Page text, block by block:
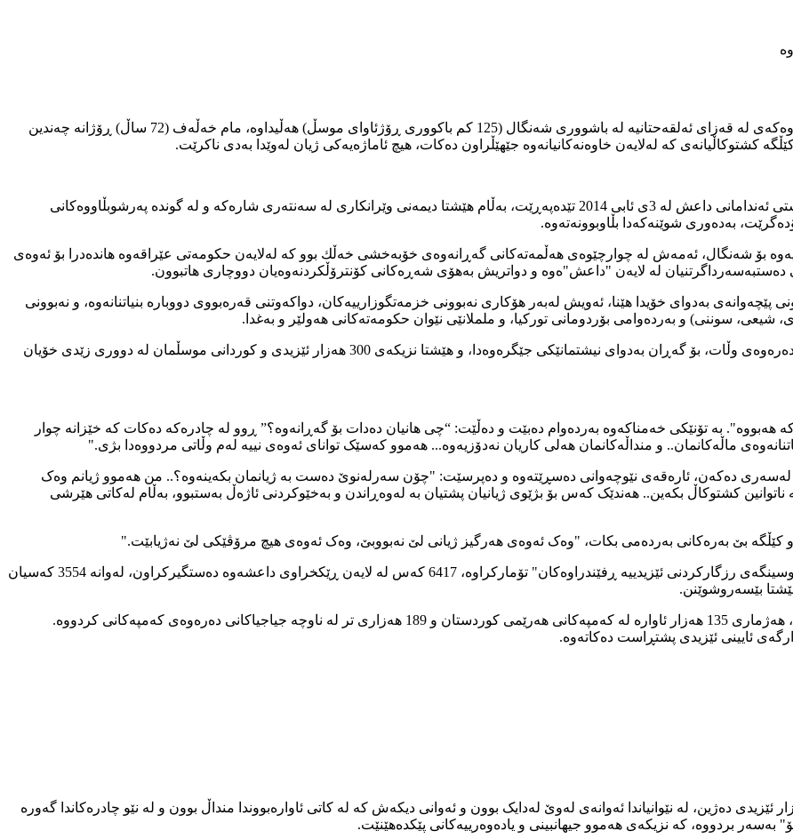
لە تەنیشت چادرێکی بچوک کە لەسەر وێرانەی خانووە قوڕاوییە تێکدراوەکەی لە قەزای ئەلقەحتانیە لە باشووری شەنگال (125 کم باکووری ڕۆژئاوای موسڵ) هەڵیداوە، مام خەڵەف (72 ساڵ) ڕۆژانە چەندین
کشتوکاڵیانەی کە لەلایەن خاوەنەکانیانەوە جێهێڵراون دەکات، هیچ ئاماژەیەکی ژیان لەوێدا بەدی ناکرێت.
نۆ ساڵ بەسەر کوشتنی بەکۆمەڵی ئێزیدییەکان لە شەنگال لەسەر دەستی ئەندامانی داعش لە 3ی ئابی 2014 تێدەپەڕێت، بەڵام هێشتا دیمەنی وێرانکاری لە سەنتەری شارەکە و لە گوندە پەرشوبڵاووەکانی
بەدەوری شوێنەکەدا بڵاوبوونەتەوە.
گەڕایەوە بۆ شەنگال، ئەمەش لە چوارچێوەی هەڵمەتەکانی گەڕانەوەی خۆبەخشی خەڵك بوو کە لەلایەن حکومەتی عێراقەوە هاندەدرا بۆ ئەوەی
دەستبەسەرداگرتنیان لە لایەن "داعش"ەوە و دواتریش بەهۆی شەڕەکانی کۆنترۆڵکردنەوەیان دووچاری هاتبوون.
پێچەوانەی بەدوای خۆیدا هێنا، ئەویش لەبەر هۆکاری نەبوونی خزمەتگوزارییەکان، دواکەوتنی قەرەبووی دووبارە بنیاتنانەوە، و نەبوونی
شیعی، سوننی) و بەردەوامی بۆردومانی تورکیا، و ململانێی نێوان حکومەتەکانی هەولێر و بەغدا.
ئەم بارودۆخە بووە هۆی کۆچکردنی نزیکەی چارەکێکی ئێزیدییەکان بۆ دەرەوەی وڵات، بۆ گەڕان بەدوای نیشتمانێکی جێگرەوەدا، و هێشتا نزیکەی 300 هەزار ئێزیدی و کوردانی موسڵمان لە دووری زێدی خۆیان
بە تۆنێکی خەمناکەوە بەردەوام دەبێت و دەڵێت: “چی هانیان دەدات بۆ گەڕانەوە؟” ڕوو لە چادرەکە دەکات کە خێزانە چوار
ماڵەکانمان.. و منداڵەکانمان هەلی کاریان نەدۆزیەوە... هەموو کەسێک توانای ئەوەی نییە لەم وڵاتی مردووەدا بژی."
لەسەری دەکەن، ئارەقەی نێوچەوانی دەسڕێتەوە و دەپرسێت: "چۆن سەرلەنوێ دەست بە ژیانمان بکەینەوە؟.. من هەموو ژیانم وەک
کشتوکاڵ بکەین.. هەندێک کەس بۆ بژێوی ژیانیان پشتیان بە لەوەڕاندن و بەخێوکردنی ئاژەڵ بەستبوو، بەڵام لەکاتی هێرشی
بێ بەرەکانی بەردەمی بکات، "وەک ئەوەی هەرگیز ژیانی لێ نەبووبێ، وەک ئەوەی هیچ مرۆڤێکی لێ نەژیابێت."
لە دوایین ئاماری ژمارەی کوژراو و بێسەروشوێنەکاندا، کە لەلایەن "نووسینگەی رزگارکردنی ئێزیدییە ڕفێندراوەکان" تۆمارکراوە، 6417 کەس لە لایەن ڕێکخراوی داعشەوە دەستگیرکراون، لەوانە 3554 کەسیان
ئەم نووسینگەیە، کە بەدواداچوون بۆ دۆخی ئاوارەکانی شەنگال دەکات، هەژماری 135 هەزار ئاوارە لە کەمپەکانی هەرێمی کوردستان و 189 هەزاری تر لە ناوچە جیاجیاکانی دەرەوەی کەمپەکانی کردووە.
دەژین، لە نێوانیاندا ئەوانەی لەوێ لەدایک بوون و ئەوانی دیکەش کە لە کاتی ئاوارەبووندا منداڵ بوون و لە نێو چادرەکاندا گەورە
بردووە، کە نزیکەی هەموو جیهانبینی و یادەوەرییەکانی پێکدەهێنێت.